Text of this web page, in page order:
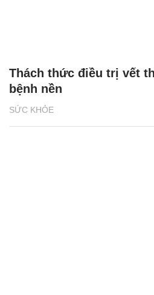
SỨC KHỎE
Thách thức điều trị vết
bệnh nền